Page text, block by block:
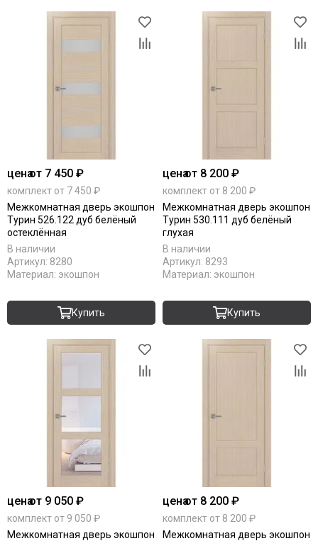
ценаот 7 450 ₽
комплект от 7 450 ₽
Межкомнатная дверь экошпон
Турин 526.122 дуб белёный
остеклённая
В наличии
Артикул: 8280
Материал: экошпон
Купить
ценаот 8 200 ₽
комплект от 8 200 ₽
Межкомнатная дверь экошпон
Турин 530.111 дуб белёный
глухая
В наличии
Артикул: 8293
Материал: экошпон
Купить
ценаот 9 050 ₽
комплект от 9 050 ₽
Межкомнатная дверь экошпон
ценаот 8 200 ₽
комплект от 8 200 ₽
Межкомнатная дверь экошпон